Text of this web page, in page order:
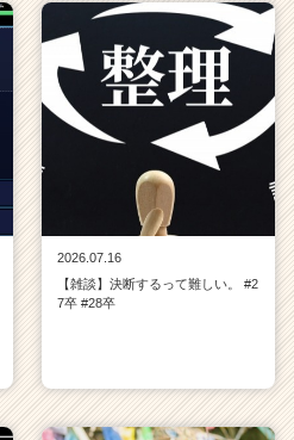
2026.07.16
【雑談】決断するって難しい。 #2
7卒 #28卒